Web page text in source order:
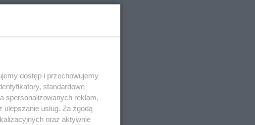
dostęp i przechowujemy
standardowe
spersonalizowanych reklam,
usług. Za zgodą
oraz aktywnie